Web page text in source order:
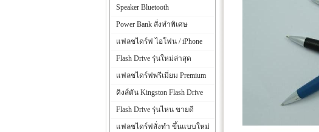
Speaker Bluetooth
Power Bank สั่งทำพิเศษ
แฟลชไดร์ฟ ไอโฟน / iPhone
Flash Drive รุ่นใหม่ล่าสุด
แฟลชไดร์ฟพรีเมี่ยม Premium
คิงส์ตัน Kingston Flash Drive
Flash Drive รุ่นไหน ขายดี
แฟลชไดร์ฟสั่งทำ ขึ้นแบบใหม่